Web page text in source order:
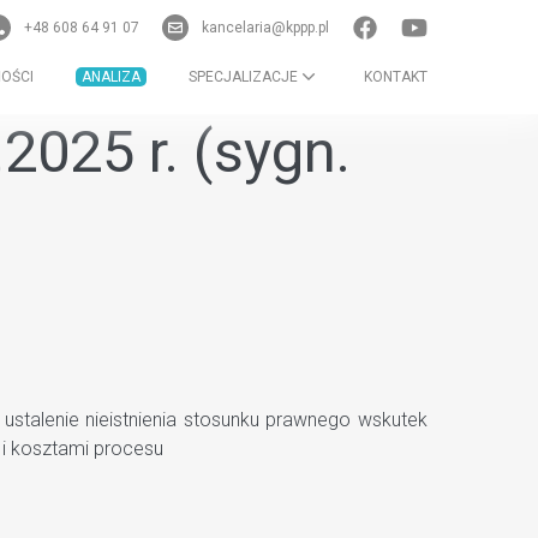
+48 608 64 91 07 kancelaria@kppp.pl
ANALIZA SPECJALIZACJE KONTAKT
r. (sygn.
nieistnienia stosunku prawnego wskutek
kosztami procesu